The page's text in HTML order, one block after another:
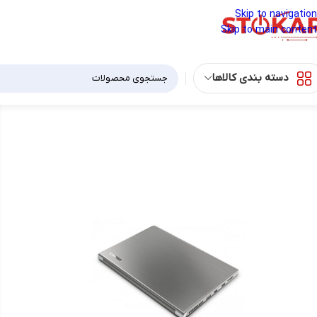
Skip to navigation
Skip to main content
دسته بندی کالاها